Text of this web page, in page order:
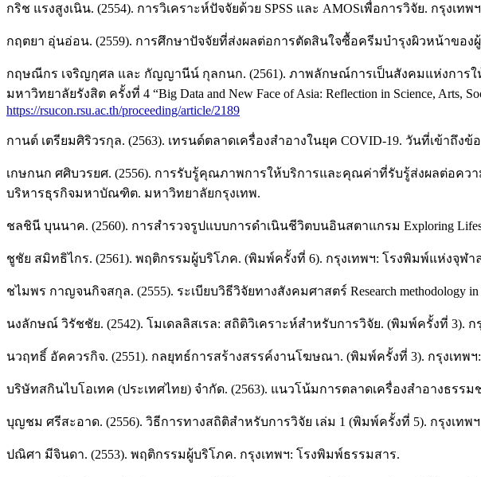
กริช แรงสูงเนิน. (2554). การวิเคราะห์ปัจจัยด้วย SPSS และ AMOSเพื่อการวิจัย. กรุงเทพ
กฤตยา อุ่นอ่อน. (2559). การศึกษาปัจจัยที่ส่งผลต่อการตัดสินใจซื้อครีมบำรุงผิวหน้าข
กฤษณีกร เจริญกุศล และ กัญญานีน์ กุลกนก. (2561). ภาพลักษณ์การเป็นสังคมแห่งการ
มหาวิทยาลัยรังสิต ครั้งที่ 4 “Big Data and New Face of Asia: Reflection in Science, Arts,
https://rsucon.rsu.ac.th/proceeding/article/2189
กานต์ เตรียมศิริวรกุล. (2563). เทรนด์ตลาดเครื่องสำอางในยุค COVID-19. วันที่เข้าถึง
เกษกนก ศศิบวรยศ. (2556). การรับรู้คุณภาพการให้บริการและคุณค่าที่รับรู้ส่งผลต่อค
บริหารธุรกิจมหาบัณฑิต. มหาวิทยาลัยกรุงเทพ.
ชลชินี บุนนาค. (2560). การสำรวจรูปแบบการดำเนินชีวิตบนอินสตาแกรม Exploring
ชูชัย สมิทธิไกร. (2561). พฤติกรรมผู้บริโภค. (พิมพ์ครั้งที่ 6). กรุงเทพฯ: โรงพิมพ์แห่งจุฬ
ชไมพร กาญจนกิจสกุล. (2555). ระเบียบวิธีวิจัยทางสังคมศาสตร์ Research methodology
นงลักษณ์ วิรัชชัย. (2542). โมเดลลิสเรล: สถิติวิเคราะห์สำหรับการวิจัย. (พิมพ์ครั้งที่ 3).
นวฤทธิ์ อัคควรกิจ. (2551). กลยุทธ์การสร้างสรรค์งานโฆษณา. (พิมพ์ครั้งที่ 3). กรุงเทพ
บริษัทสกินไบโอเทค (ประเทศไทย) จำกัด. (2563). แนวโน้มการตลาดเครื่องสำอางธรร
บุญชม ศรีสะอาด. (2556). วิธีการทางสถิติสำหรับการวิจัย เล่ม 1 (พิมพ์ครั้งที่ 5). กรุงเทพ
ปณิศา มีจินดา. (2553). พฤติกรรมผู้บริโภค. กรุงเทพฯ: โรงพิมพ์ธรรมสาร.